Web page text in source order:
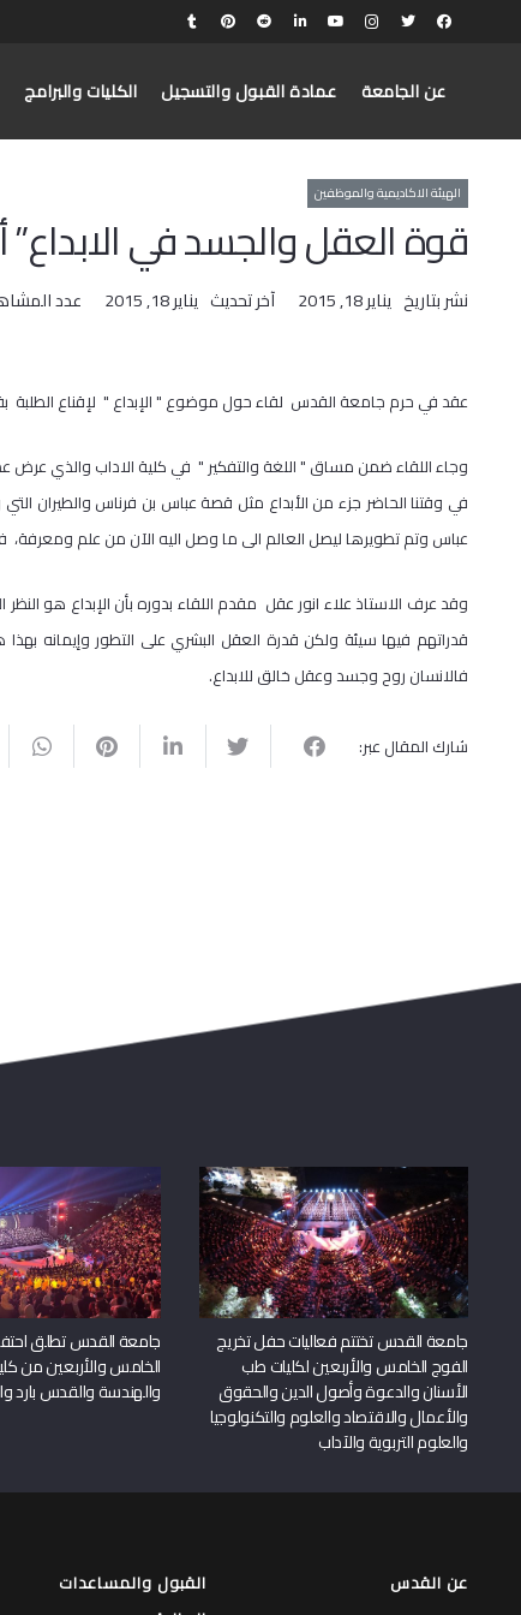
عن الجامعة عمادة القبول والتسجيل الكليات والبرامج
الهيئة الاكاديمية والموظفين
قوة العقل والجسد في
نشر بتاريخ يناير 18, 2015 آخر تحديث يناير 18, 2015 عدد
عقد في حرم جامعة القدس لقاء حول موضوع " الإبداع " لإقناع الطلبة
وجاء اللقاء ضمن مساق " اللغة والتفكير " في كلية الاداب والذي عرض
في وقتنا الحاضر جزء من الأبداع مثل قصة عباس بن فرناس والطيران
عباس وتم تطويرها ليصل العالم الى ما وصل اليه الآن من علم
وقد عرف الاستاذ علاء انور عقل مقدم اللقاء بدوره بأن الإبداع هو
قدراتهم فيها سيئة ولكن قدرة العقل البشري على التطور وإيمانه
فالانسان روح وجسد وعقل خالق للابداع.
شارك المقال عبر:
جامعة القدس تختتم فعاليات حفل تخريج
الفوج الخامس والأربعين لكليات طب
الأسنان والدعوة وأصول الدين والحقوق
والأعمال والاقتصاد والعلوم والتكنولوجيا
والعلوم التربوية والآداب
جامعة القدس تطلق
الخامس والأربعين من
والهندسة والقدس بارد
عن القدس
القبول والمساعدات